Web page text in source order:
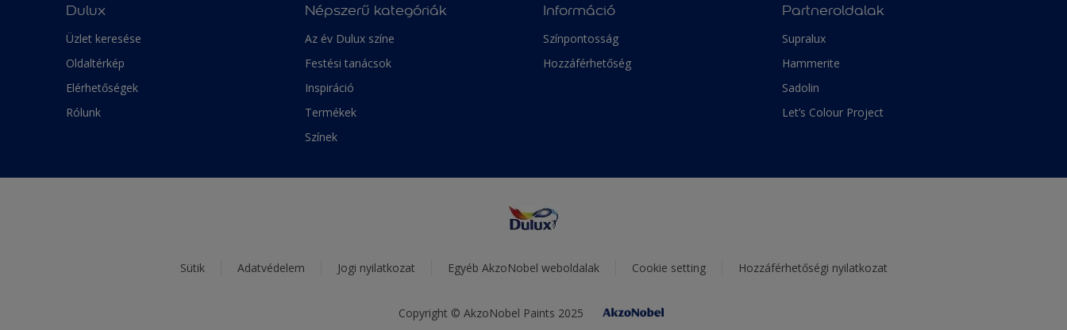
Dulux
Üzlet keresése
Oldaltérkép
Elérhetőségek
Rólunk
Népszerű kategóriák
Az év Dulux színe
Festési tanácsok
Inspiráció
Termékek
Színek
Információ
Színpontosság
Hozzáférhetőség
Partneroldalak
Supralux
Hammerite
Sadolin
Let’s Colour Project
Sütik Adatvédelem Jogi nyilatkozat Egyéb AkzoNobel weboldalak Cookie setting Hozzáférhetőségi nyilatkozat
Copyright © AkzoNobel Paints 2025